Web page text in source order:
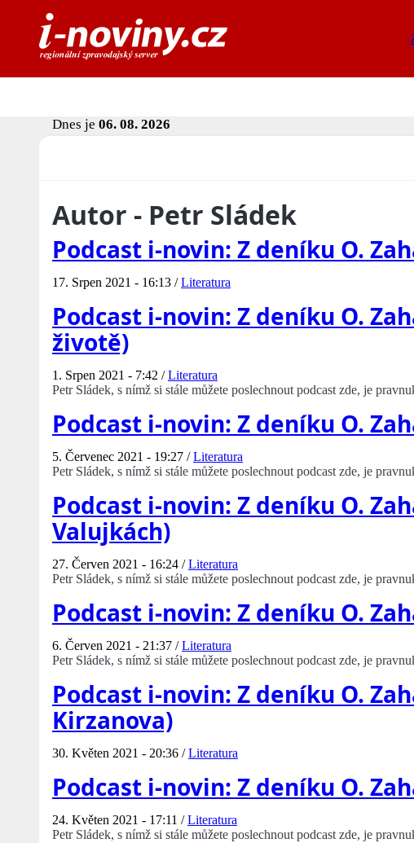
Dnes je 06. 08. 2026
Autor - Petr Sládek
Podcast i-novin: Z deníku O.
17. Srpen 2021 - 16:13 /Literatura
Podcast i-novin: Z deníku O.
životě)
1. Srpen 2021 - 7:42 /Literatura
Petr Sládek, s nímž si stále můžete poslechnout podcast zde, je
Podcast i-novin: Z deníku O.
5. Červenec 2021 - 19:27 /Literatura
Petr Sládek, s nímž si stále můžete poslechnout podcast zde, je
Podcast i-novin: Z deníku O.
Valujkách)
27. Červen 2021 - 16:24 /Literatura
Petr Sládek, s nímž si stále můžete poslechnout podcast zde, je
Podcast i-novin: Z deníku O.
6. Červen 2021 - 21:37 /Literatura
Petr Sládek, s nímž si stále můžete poslechnout podcast zde, je
Podcast i-novin: Z deníku O.
Kirzanova)
30. Květen 2021 - 20:36 /Literatura
Podcast i-novin: Z deníku O.
24. Květen 2021 - 17:11 /Literatura
Petr Sládek, s nímž si stále můžete poslechnout podcast zde, je